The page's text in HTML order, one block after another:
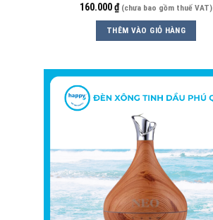
160.000₫ (chưa bao gồm thuế VAT)
THÊM VÀO GIỎ HÀNG